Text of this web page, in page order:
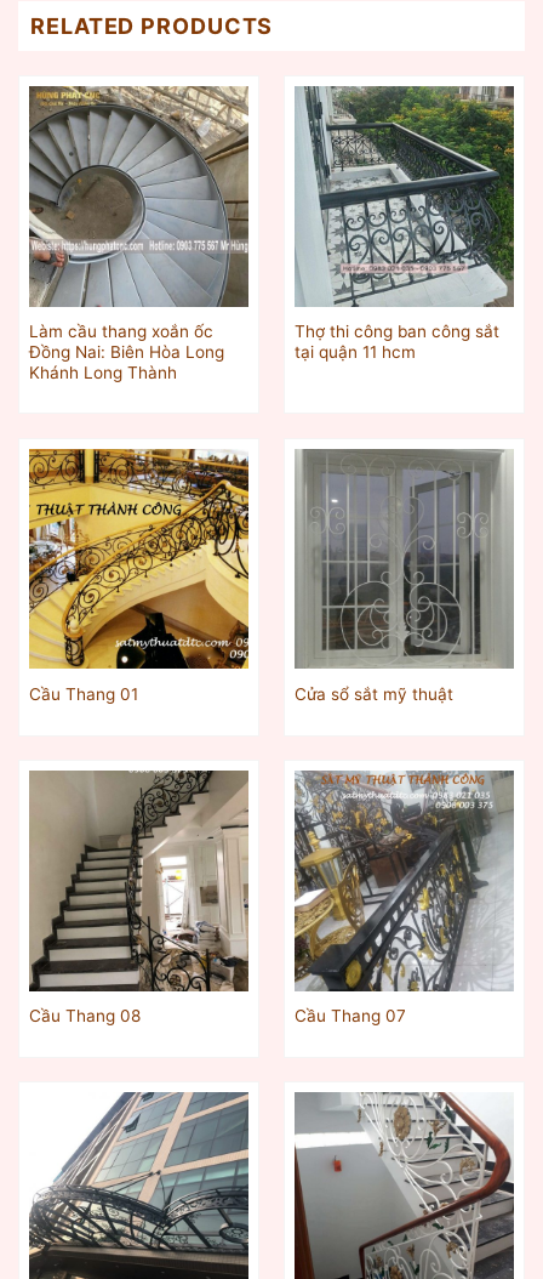
RELATED PRODUCTS
Làm cầu thang xoắn ốc
Đồng Nai: Biên Hòa Long
Khánh Long Thành
Thợ thi công ban công sắt
tại quận 11 hcm
Cầu Thang 01 Cửa sổ sắt mỹ thuật
Cầu Thang 08 Cầu Thang 07